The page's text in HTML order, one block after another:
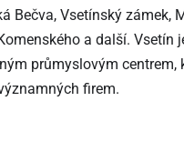
Bečva, Vsetínský zámek,
a další. Vsetín
průmyslovým centrem,
firem.